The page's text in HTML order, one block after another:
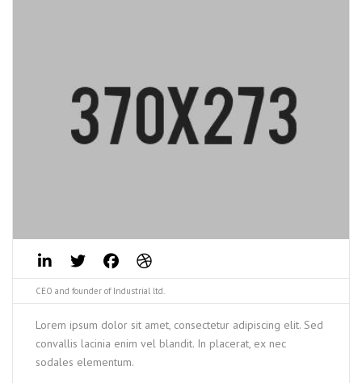
CEO and founder of Industrial ltd.
Lorem ipsum dolor sit amet, consectetur adipiscing elit. Sed
convallis lacinia enim vel blandit. In placerat, ex nec
sodales elementum.